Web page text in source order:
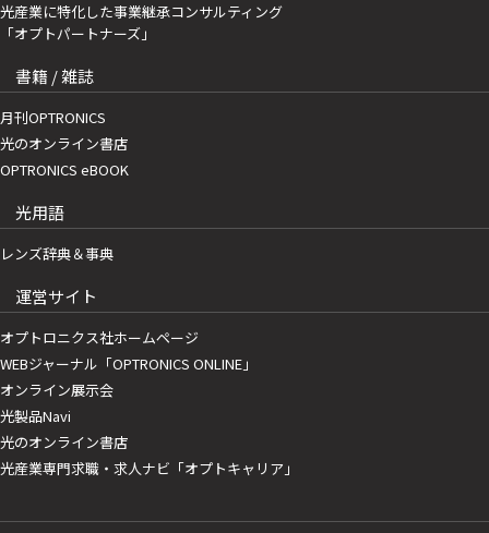
光産業に特化した事業継承コンサルティング
「オプトパートナーズ」
書籍 / 雑誌
月刊OPTRONICS
光のオンライン書店
OPTRONICS eBOOK
光用語
レンズ辞典＆事典
運営サイト
オプトロニクス社ホームページ
WEBジャーナル「OPTRONICS ONLINE」
オンライン展示会
光製品Navi
光のオンライン書店
光産業専門求職・求人ナビ「オプトキャリア」